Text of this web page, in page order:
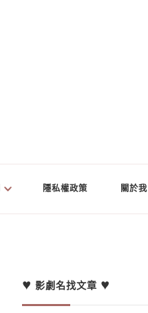
隱私權政策 關於我
♥ 影劇名找文章 ♥